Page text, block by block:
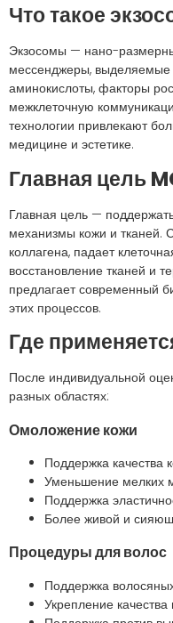
Что такое
Экзосомы — нано-
мессенджеры, выделяемые
аминокислоты, факторы
межклеточную
технологии привлекают
медицине и эстетике.
Главная цель
Главная цель —
механизмы кожи и тканей.
коллагена, падает
восстановление тканей и
предлагает современный
этих процессов.
Где
После индивидуальной
разных областях:
Омоложение кожи
Поддержка качества
Уменьшение мелких
Поддержка
Более живой и
Процедуры для волос
Поддержка
Укрепление качества